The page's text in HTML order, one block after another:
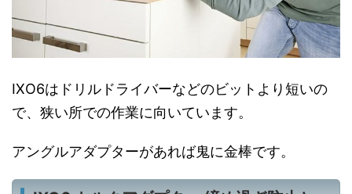
IXO6はドリルドライバーなどのビットより短いの
で、狭い所での作業に向いています。
アングルアダプターがあれば鬼に金棒です。